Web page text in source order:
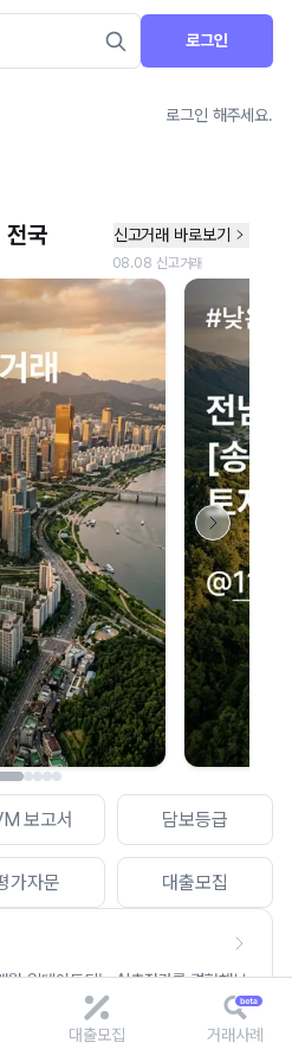
로그인
로그인 해주세요.
보고서 담보등급
가자문 대출모집
업데이트되는 AI추정가를 경험해보
도 연결 안내
지 않아 지도를 불러올 수 없습니다.
드려 죄송합니다.
시 시도
대출모집 거래사례